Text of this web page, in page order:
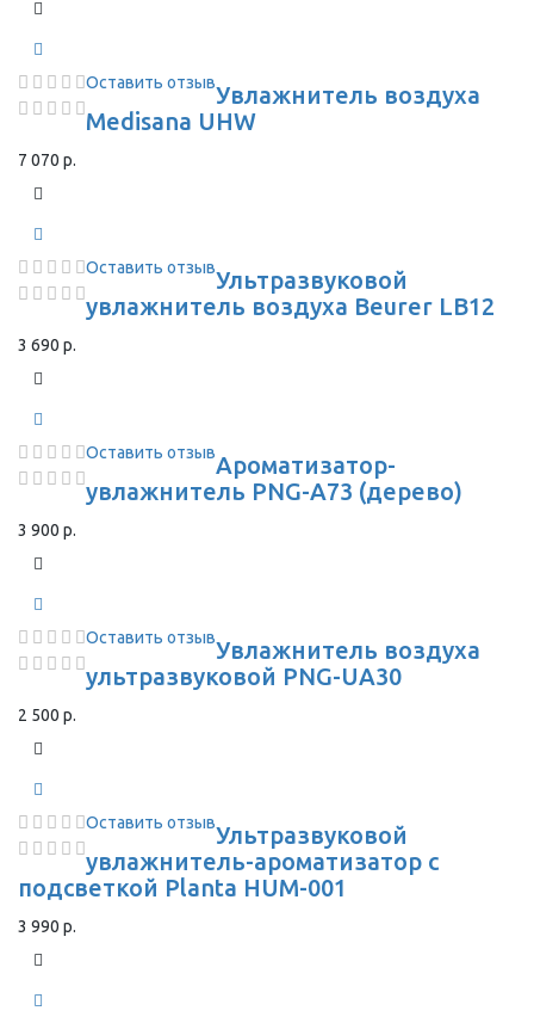
Оставить отзывУвлажнитель воздуха
Medisana UHW
7 070 р.
Оставить отзывУльтразвуковой
увлажнитель воздуха Beurer LB12
3 690 р.
Оставить отзывАроматизатор-
увлажнитель PNG-A73 (дерево)
3 900 р.
Оставить отзывУвлажнитель воздуха
ультразвуковой PNG-UA30
2 500 р.
Оставить отзывУльтразвуковой
увлажнитель-ароматизатор с
подсветкой Planta HUM-001
3 990 р.